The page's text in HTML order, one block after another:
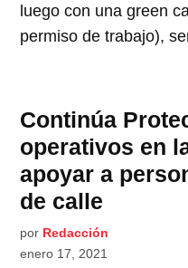
luego con una green
permiso de trabajo),
Continúa
operativos en
apoyar a
de calle
por Redacción
enero 17, 2021